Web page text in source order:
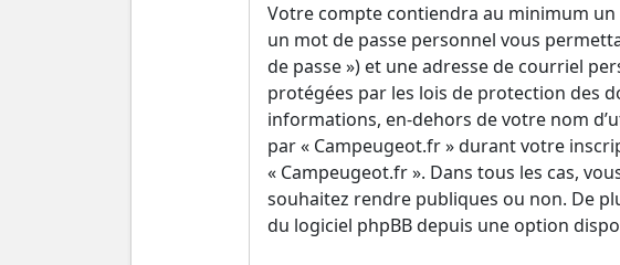
Votre compte contiendra au minimum
un mot de passe personnel vous
de passe ») et une adresse de courriel
protégées par les lois de protection des
informations, en-dehors de votre nom
par « Campeugeot.fr » durant votre
« Campeugeot.fr ». Dans tous les cas,
souhaitez rendre publiques ou non. De
du logiciel phpBB depuis une option